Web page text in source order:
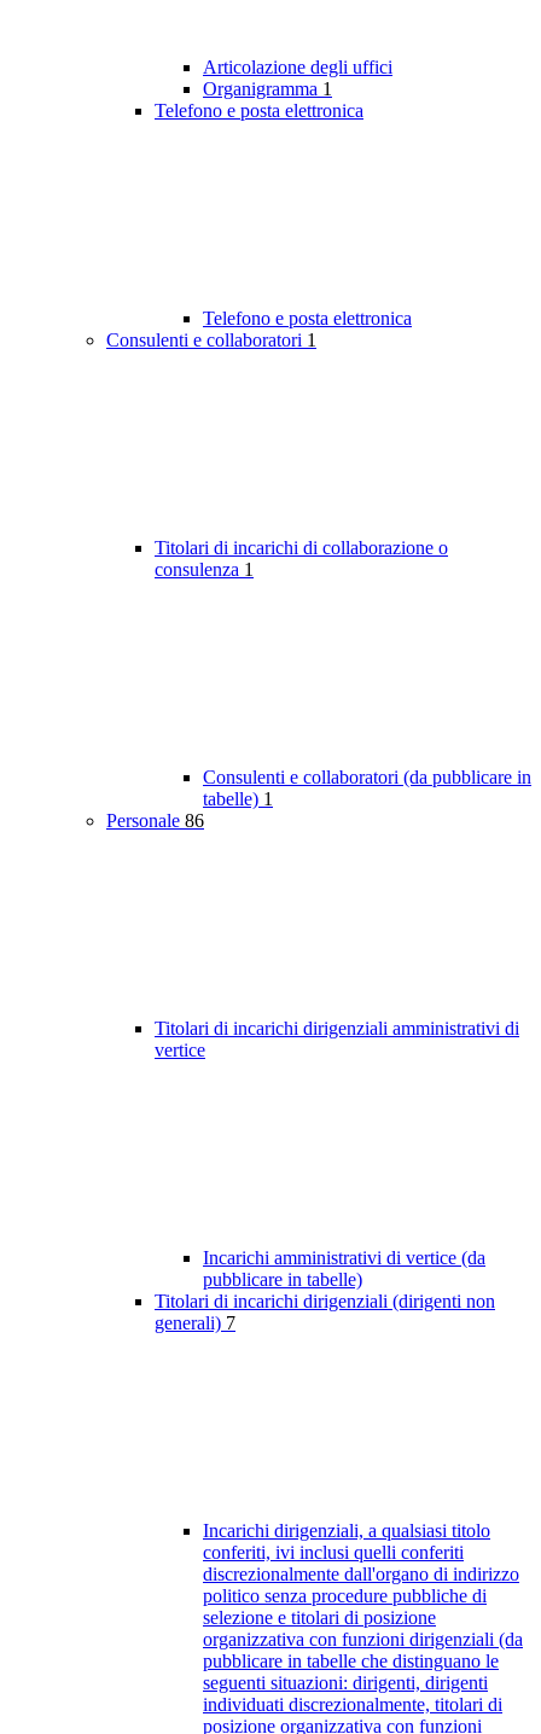
Articolazione degli uffici
Organigramma 1
Telefono e posta elettronica
Telefono e posta elettronica
Consulenti e collaboratori 1
Titolari di incarichi di collaborazione o
consulenza 1
Consulenti e collaboratori (da pubblicare in
tabelle) 1
Personale 86
Titolari di incarichi dirigenziali amministrativi di
vertice
Incarichi amministrativi di vertice (da
pubblicare in tabelle)
Titolari di incarichi dirigenziali (dirigenti non
generali) 7
Incarichi dirigenziali, a qualsiasi titolo
conferiti, ivi inclusi quelli conferiti
discrezionalmente dall'organo di indirizzo
politico senza procedure pubbliche di
selezione e titolari di posizione
organizzativa con funzioni dirigenziali (da
pubblicare in tabelle che distinguano le
seguenti situazioni: dirigenti, dirigenti
individuati discrezionalmente, titolari di
posizione organizzativa con funzioni